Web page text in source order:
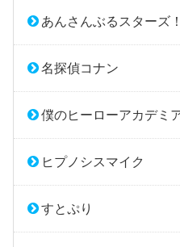
あんさんぶるスターズ！
名探偵コナン
僕のヒーローアカデミ
ヒプノシスマイク
すとぷり